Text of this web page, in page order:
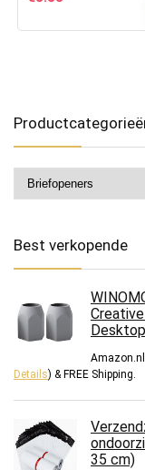
Best verkopende
Amazon.nl
Details) & FREE Shipping.
35 cm)